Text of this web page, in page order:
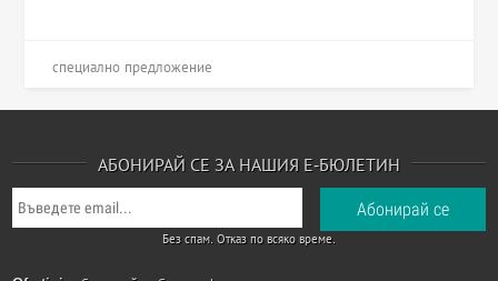
специално предложение
АБОНИРАЙ СЕ ЗА НАШИЯ Е-БЮЛЕТИН
Без спам. Отказ по всяко време.